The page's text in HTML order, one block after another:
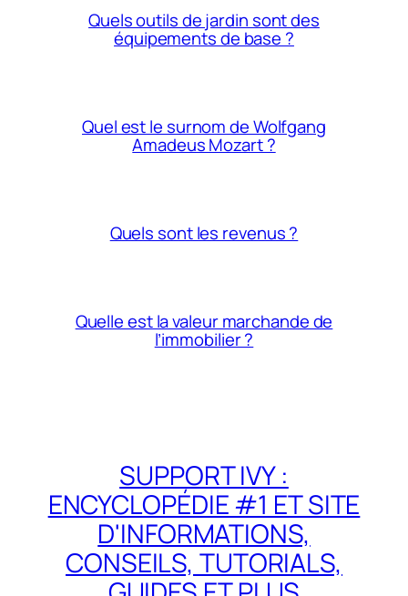
Quels outils de jardin sont des
équipements de base ?
Quel est le surnom de Wolfgang
Amadeus Mozart ?
Quels sont les revenus ?
Quelle est la valeur marchande de
l’immobilier ?
SUPPORT IVY :
ENCYCLOPÉDIE #1 ET SITE
D'INFORMATIONS,
CONSEILS, TUTORIALS,